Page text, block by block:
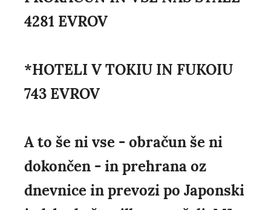
4281 EVROV
*HOTELI V TOKIU IN FUKOIU
743 EVROV
A to še ni vse - obračun še ni
dokončen - in prehrana oz
dnevnice in prevozi po Japonski